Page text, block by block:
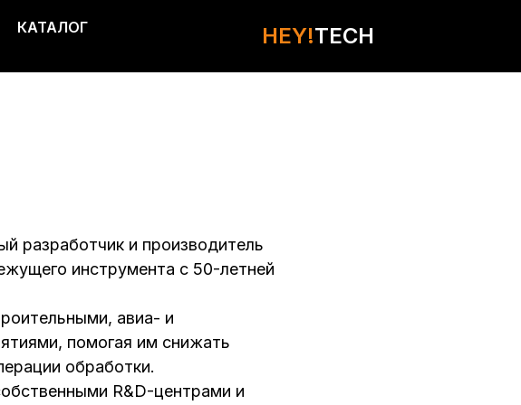
HEY!TECH
КАТАЛОГ
разработчик и производитель
инструмента с 50-летней
авиа- и
помогая им снижать
обработки.
R&D-центрами и
HEY!TECH
КАТАЛОГ